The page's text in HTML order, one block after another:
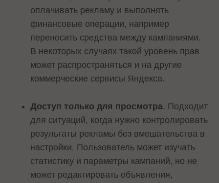
оплачивать рекламу и выполнять
финансовые операции, например
переносить средства между кампаниями.
В некоторых случаях такой уровень прав
может распространяться и на другие
коммерческие сервисы Яндекса.
Доступ только для просмотра. Подходит
для ситуаций, когда нужно контролировать
результаты рекламы без вмешательства в
настройки. Пользователь может изучать
статистику и параметры кампаний, но не
может редактировать объявления,